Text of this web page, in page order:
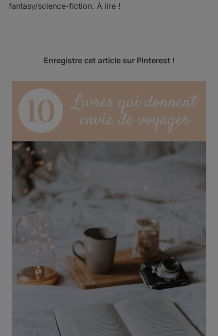
fantasy/science-fiction. À lire !
Enregistre cet article sur Pinterest !